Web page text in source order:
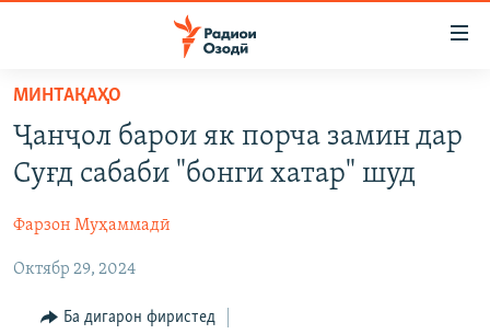
Ҷаҳиш
мояи
аслӣ
Ҷаҳиш
ба
аслӣ
Ҷаҳиш
ҶОМЕА
ҚАЗИЯИ "КРОКУС"
ОСИЁИ МАРКАЗӢ
ГАПИ ОЗОД
РӮЗГОРИ МУҲОҶИР
САЛОМ, ХОҲАР
ТАҲҚИҚОТ
ҶАНГ ДАР УКРАИНА
МИНТАҚАҲО
Ҷанҷол барои як порча замин дар
Суғд сабаби "бонги хатар" шуд
Фарзон Муҳаммадӣ
Октябр 29, 2024
Ба дигарон фиристед